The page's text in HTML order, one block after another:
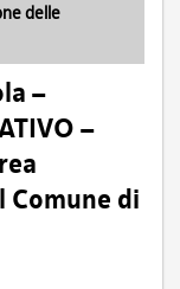
delle
–
–
di